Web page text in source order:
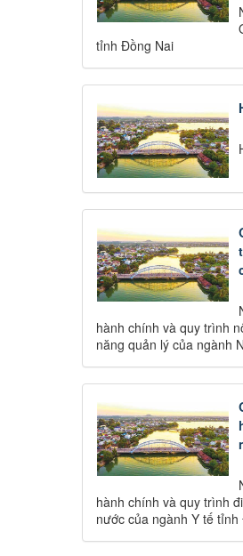
tỉnh Đồng Nai
hành chính và quy trình
năng quản lý của ngành
hành chính và quy trình
nước của ngành Y tế